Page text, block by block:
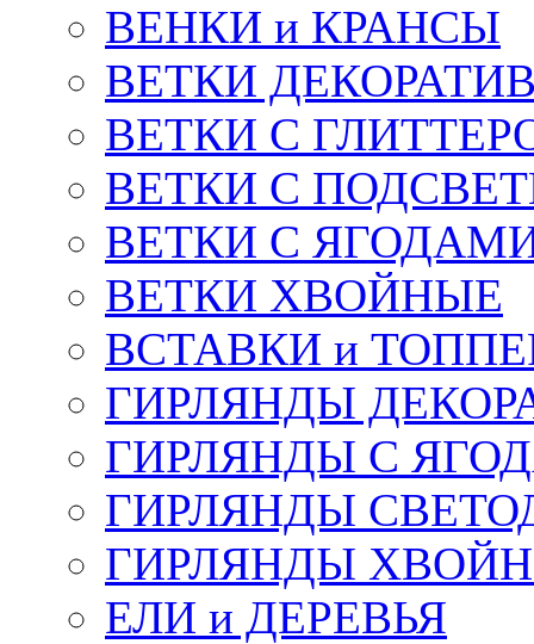
ВЕНКИ и КРАНСЫ
ВЕТКИ
ВЕТКИ С
ВЕТКИ С
ВЕТКИ С
ВЕТКИ ХВОЙНЫЕ
ВСТАВКИ и
ГИРЛЯНДЫ
ГИРЛЯНДЫ С
ГИРЛЯНДЫ
ГИРЛЯНДЫ
ЕЛИ и ДЕРЕВЬЯ